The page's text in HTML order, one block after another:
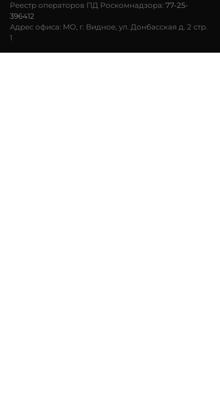
Реестр операторов ПД Роскомнадзора: 77-25-
396412
Адрес офиса: МО, г. Видное, ул. Донбасская д. 2 стр.
1